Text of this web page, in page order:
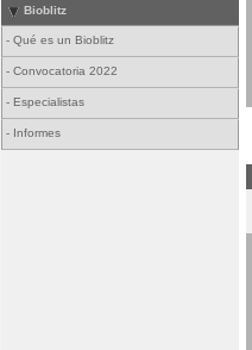
Bioblitz
- Qué es un Bioblitz
- Convocatoria 2022
- Especialistas
- Informes